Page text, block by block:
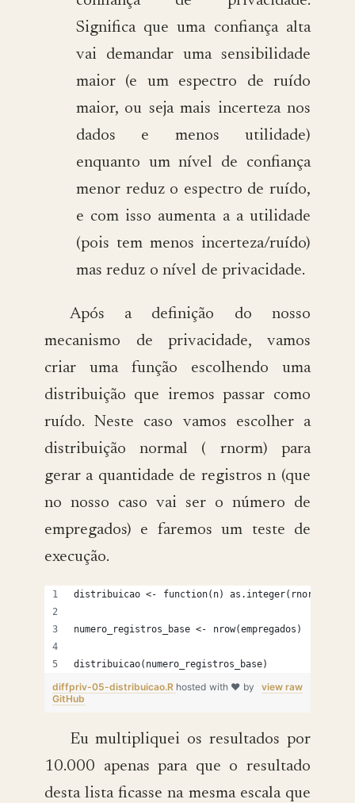
Significa que uma confiança alta
vai demandar uma sensibilidade
maior (e um espectro de ruído
maior, ou seja mais incerteza nos
dados e menos utilidade)
enquanto um nível de confiança
menor reduz o espectro de ruído,
e com isso aumenta a a utilidade
(pois tem menos incerteza/ruído)
mas reduz o nível de privacidade.
Após a definição do nosso
mecanismo de privacidade, vamos
criar uma função escolhendo uma
distribuição que iremos passar como
ruído. Neste caso vamos escolher a
distribuição normal ( rnorm) para
gerar a quantidade de registros n (que
no nosso caso vai ser o número de
empregados) e faremos um teste de
execução.
distribuicao <- function(n)
numero_registros_base <- nrow(empregados)
distribuicao(numero_registros_base)
view raw
diffpriv-05-distribuicao.R hosted with ❤ by
GitHub
Eu multipliquei os resultados por
10.000 apenas para que o resultado
desta lista ficasse na mesma escala que